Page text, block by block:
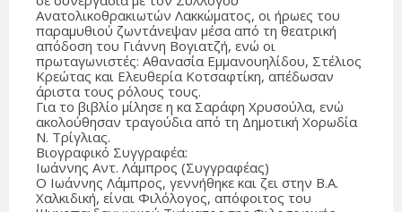
Ανατολικοθρακιωτών Λακκώματος, οι ήρωες του
παραμυθιού ζωντάνεψαν μέσα από τη θεατρική
απόδοση του Γιάννη Βογιατζή, ενώ οι
πρωταγωνιστές: Αθανασία Εμμανουηλίδου, Στέλιος
Κρεώτας και Ελευθερία Κοτσαφτίκη, απέδωσαν
άριστα τους ρόλους τους.
Για το βιβλίο μίλησε η κα Σαράφη Χρυσούλα, ενώ
ακολούθησαν τραγούδια από τη Δημοτική Χορωδία
Ν. Τρίγλιας.
Βιογραφικό Συγγραφέα:
Ιωάννης Αντ. Λάμπρος (Συγγραφέας)
Ο Ιωάννης Λάμπρος, γεννήθηκε και ζει στην Β.Α.
Χαλκιδική, είναι Φιλόλογος, απόφοιτος του